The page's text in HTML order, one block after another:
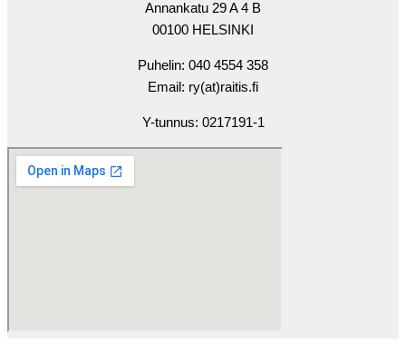
Annankatu 29 A 4 B
00100 HELSINKI
Puhelin: 040 4554 358
Email: ry(at)raitis.fi
Y-tunnus: 0217191-1